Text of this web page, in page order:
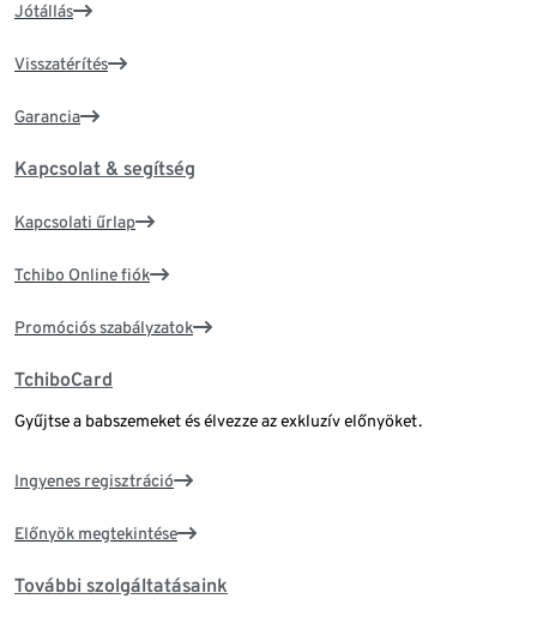
Jótállás
Visszatérítés
Garancia
Kapcsolat & segítség
Kapcsolati űrlap
Tchibo Online fiók
Promóciós szabályzatok
TchiboCard
Gyűjtse a babszemeket és élvezze az exkluzív előnyöket.
Ingyenes regisztráció
Előnyök megtekintése
További szolgáltatásaink